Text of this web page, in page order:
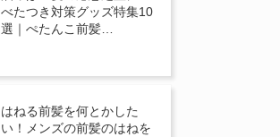
べたつき対策グッズ特集10
選｜ぺたんこ前髪…
はねる前髪を何とかした
い！メンズの前髪のはねを